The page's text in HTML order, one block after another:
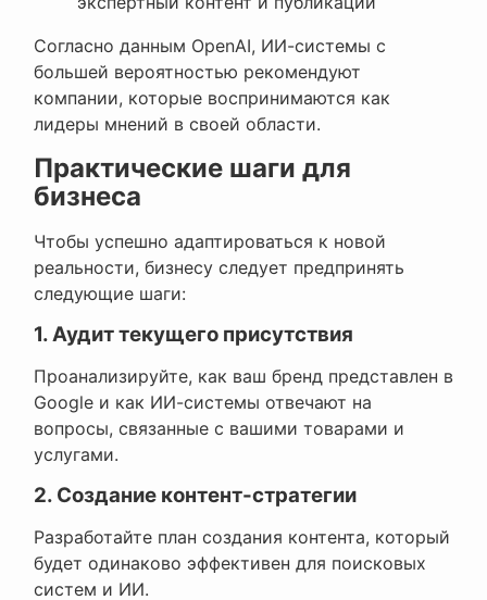
Согласно данным OpenAI, ИИ-системы с
большей вероятностью рекомендуют
компании, которые воспринимаются как
лидеры мнений в своей области.
Практические шаги для
бизнеса
Чтобы успешно адаптироваться к новой
реальности, бизнесу следует предпринять
следующие шаги:
1. Аудит текущего присутствия
Проанализируйте, как ваш бренд представлен в
Google и как ИИ-системы отвечают на
вопросы, связанные с вашими товарами и
услугами.
2. Создание контент-стратегии
Разработайте план создания контента, который
будет одинаково эффективен для поисковых
систем и ИИ.